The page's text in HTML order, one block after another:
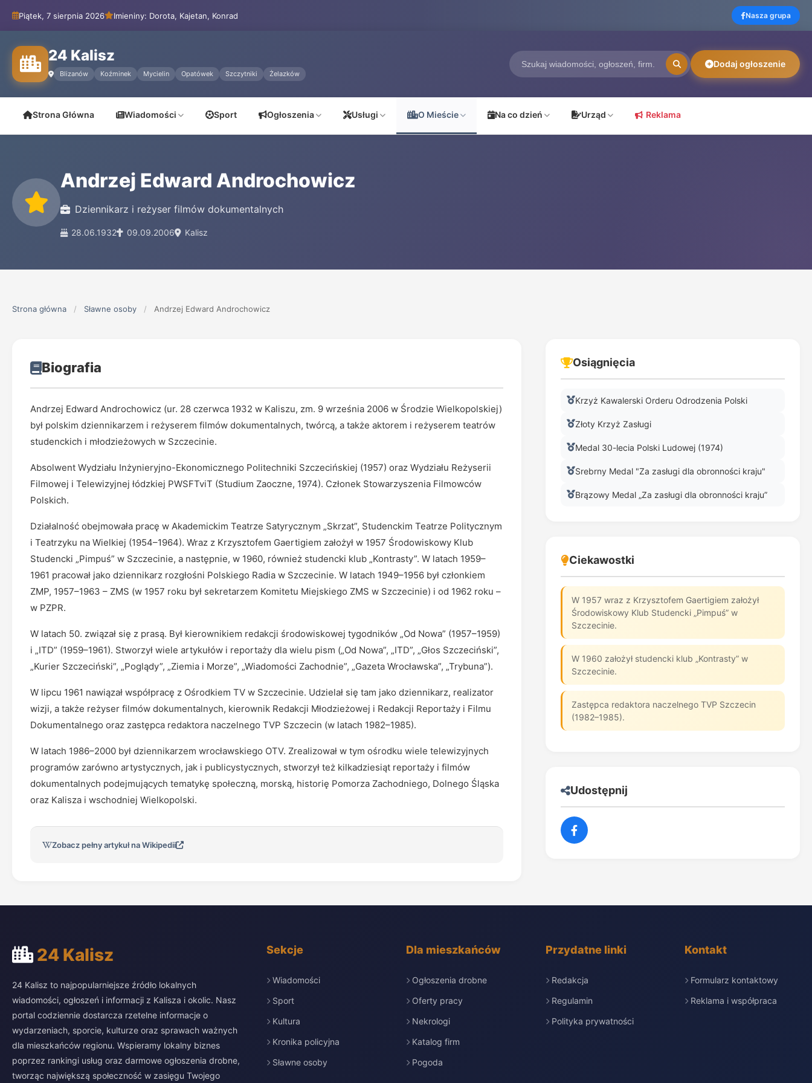
Piątek, 7 sierpnia 2026 Imieniny: Dorota, Kajetan, Konrad Nasza grupa
24 Kalisz
Blizanów Koźminek Mycielin Opatówek Szczytniki Żelazków
Dodaj ogłoszenie
Strona Główna Wiadomości Sport Ogłoszenia Usługi O Mieście Na co dzień Urząd Reklama
Andrzej Edward Androchowicz
Dziennikarz i reżyser filmów dokumentalnych
28.06.1932 09.09.2006 Kalisz
Strona główna / Sławne osoby / Andrzej Edward Androchowicz
Biografia
Andrzej Edward Androchowicz (ur. 28 czerwca 1932 w Kaliszu, zm. 9 września 2006 w Środzie Wielkopolskiej)
był polskim dziennikarzem i reżyserem filmów dokumentalnych, twórcą, a także aktorem i reżyserem teatrów
studenckich i młodzieżowych w Szczecinie.
Absolwent Wydziału Inżynieryjno-Ekonomicznego Politechniki Szczecińskiej (1957) oraz Wydziału Reżyserii
Filmowej i Telewizyjnej łódzkiej PWSFTviT (Studium Zaoczne, 1974). Członek Stowarzyszenia Filmowców
Polskich.
Działalność obejmowała pracę w Akademickim Teatrze Satyrycznym „Skrzat”, Studenckim Teatrze Politycznym
i Teatrzyku na Wielkiej (1954–1964). Wraz z Krzysztofem Gaertigiem założył w 1957 Środowiskowy Klub
Studencki „Pimpuś” w Szczecinie, a następnie, w 1960, również studencki klub „Kontrasty”. W latach 1959–
1961 pracował jako dziennikarz rozgłośni Polskiego Radia w Szczecinie. W latach 1949–1956 był członkiem
ZMP, 1957–1963 – ZMS (w 1957 roku był sekretarzem Komitetu Miejskiego ZMS w Szczecinie) i od 1962 roku –
w PZPR.
W latach 50. związał się z prasą. Był kierownikiem redakcji środowiskowej tygodników „Od Nowa” (1957–1959)
i „ITD” (1959–1961). Stworzył wiele artykułów i reportaży dla wielu pism („Od Nowa”, „ITD”, „Głos Szczeciński”,
„Kurier Szczeciński”, „Poglądy”, „Ziemia i Morze”, „Wiadomości Zachodnie”, „Gazeta Wrocławska”, „Trybuna”).
W lipcu 1961 nawiązał współpracę z Ośrodkiem TV w Szczecinie. Udzielał się tam jako dziennikarz, realizator
wizji, a także reżyser filmów dokumentalnych, kierownik Redakcji Młodzieżowej i Redakcji Reportaży i Filmu
Dokumentalnego oraz zastępca redaktora naczelnego TVP Szczecin (w latach 1982–1985).
W latach 1986–2000 był dziennikarzem wrocławskiego OTV. Zrealizował w tym ośrodku wiele telewizyjnych
programów zarówno artystycznych, jak i publicystycznych, stworzył też kilkadziesiąt reportaży i filmów
dokumentalnych podejmujących tematykę społeczną, morską, historię Pomorza Zachodniego, Dolnego Śląska
oraz Kalisza i wschodniej Wielkopolski.
Zobacz pełny artykuł na Wikipedii
Osiągnięcia
Krzyż Kawalerski Orderu Odrodzenia Polski
Złoty Krzyż Zasługi
Medal 30-lecia Polski Ludowej (1974)
Srebrny Medal "Za zasługi dla obronności kraju"
Brązowy Medal „Za zasługi dla obronności kraju”
Ciekawostki
W 1957 wraz z Krzysztofem Gaertigiem założył
Środowiskowy Klub Studencki „Pimpuś” w
Szczecinie.
W 1960 założył studencki klub „Kontrasty” w
Szczecinie.
Zastępca redaktora naczelnego TVP Szczecin
(1982–1985).
Udostępnij
24 Kalisz
24 Kalisz to najpopularniejsze źródło lokalnych
wiadomości, ogłoszeń i informacji z Kalisza i okolic. Nasz
portal codziennie dostarcza rzetelne informacje o
wydarzeniach, sporcie, kulturze oraz sprawach ważnych
dla mieszkańców regionu. Wspieramy lokalny biznes
poprzez rankingi usług oraz darmowe ogłoszenia drobne,
tworząc największą społeczność w zasięgu Twojego
Sekcje
Wiadomości
Sport
Kultura
Kronika policyjna
Sławne osoby
Dla mieszkańców
Ogłoszenia drobne
Oferty pracy
Nekrologi
Katalog firm
Pogoda
Przydatne linki
Redakcja
Regulamin
Polityka prywatności
Kontakt
Formularz kontaktowy
Reklama i współpraca